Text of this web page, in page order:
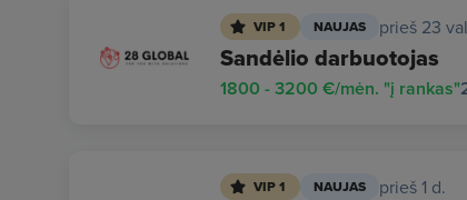
VIP 1 NAUJAS prieš 23
Sandėlio darbuotojas
1800 - 3200 €/mėn. "į rankas"
VIP 1 NAUJAS prieš 1 d.